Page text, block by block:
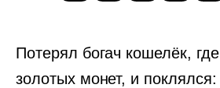
Потерял богач кошелёк,
золотых монет, и